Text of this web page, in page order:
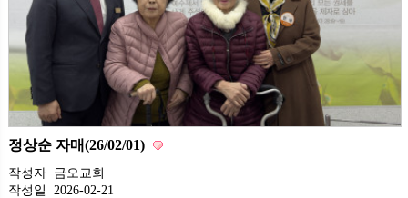
정상순 자매(26/02/01)
작성자 금오교회
작성일
2026-02-21